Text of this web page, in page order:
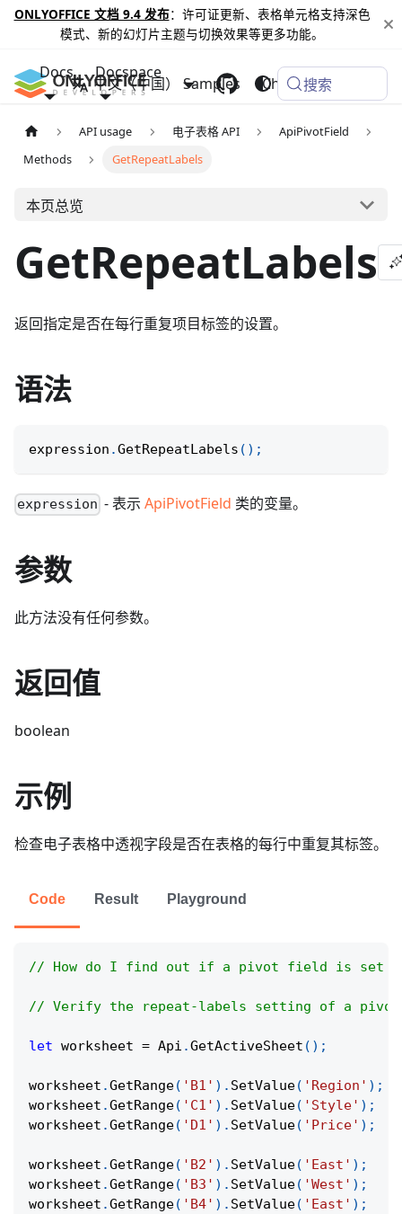
ONLYOFFICE 文档 9.4 发布：许可证更新、表格单元格支持深色
模式、新的幻灯片主题与切换效果等更多功能。
Docs Docspace
Samples Changelog
中文（中国） 搜索
API usage 电子表格 API
ApiPivotField
Methods
GetRepeatLabels
本页总览
GetRepeatLabels
返回指定是否在每行重复项目标签的设置。
语法
expression .GetRepeatLabels ( ) ;
expression - 表示ApiPivotField 类的变量。
参数
此方法没有任何参数。
返回值
boolean
示例
检查电子表格中透视字段是否在表格的每行中重复其标签。
Code Result Playground
// How do I find out if a pivot field is set to
// Verify the repeat-labels setting of a pivot
let worksheet = Api .GetActiveSheet ( ) ;
worksheet .GetRange( 'B1' ) . SetValue( 'Region' ) ;
worksheet .GetRange( 'C1' ) . SetValue( 'Style' ) ;
worksheet .GetRange( 'D1' ) . SetValue( 'Price' ) ;
worksheet .GetRange( 'B2' ) . SetValue( 'East' ) ;
worksheet .GetRange( 'B3' ) . SetValue( 'West' ) ;
worksheet .GetRange( 'B4' ) . SetValue( 'East' ) ;